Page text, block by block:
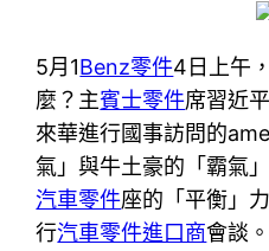
5月1Benz零件4日上午
麼？主賓士零件席習近
來華進行國事訪問的
氣」與牛土豪的「霸氣
汽車零件座的「平衡」
行汽車零件進口商會談